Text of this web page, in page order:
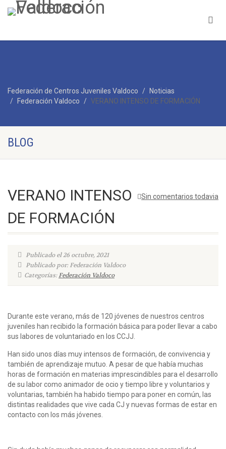
Federación de Centros Juveniles Valdoco
Noticias
Federación Valdoco
VERANO INTENSO DE FORMACIÓN
BLOG
Sin comentarios todavia
VERANO INTENSO
DE FORMACIÓN
Publicado el 26 octubre, 2021
Publicado por: Federación Valdoco
Categorías:Federación Valdoco
Durante este verano, más de 120 jóvenes de nuestros centros
juveniles han recibido la formación básica para poder llevar a cabo
sus labores de voluntariado en los CCJJ.
Han sido unos días muy intensos de formación, de convivencia y
también de aprendizaje mutuo. A pesar de que había muchas
horas de formación en materias imprescindibles para el desarrollo
de su labor como animador de ocio y tiempo libre y voluntarios y
voluntarias, también ha habido tiempo para poner en común, las
distintas realidades que vive cada CJ y nuevas formas de estar en
contacto con los más jóvenes.